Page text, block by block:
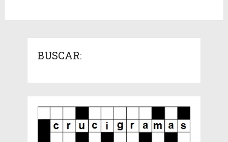
BUSCAR: